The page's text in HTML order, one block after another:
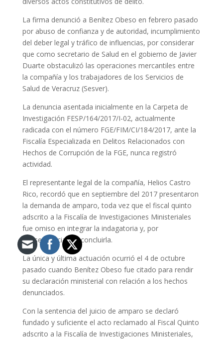
La firma denunció a Benítez Obeso en febrero pasado
por abuso de confianza y de autoridad, incumplimiento
del deber legal y tráfico de influencias, por considerar
que como secretario de Salud en el gobierno de Javier
Duarte obstaculizó las operaciones mercantiles entre
la compañía y los trabajadores de los Servicios de
Salud de Veracruz (Sesver).
La denuncia asentada inicialmente en la Carpeta de
Investigación FESP/164/2017/I-02, actualmente
radicada con el número FGE/FIM/CI/184/2017, ante la
Fiscalía Especializada en Delitos Relacionados con
Hechos de Corrupción de la FGE, nunca registró
actividad.
El representante legal de la compañía, Helios Castro
Rico, recordó que en septiembre del 2017 presentaron
la demanda de amparo, toda vez que el fiscal quinto
adscrito a la Fiscalía de Investigaciones Ministeriales
fue omiso en integrar la indagatoria y, por
consecuencia, no concluirla.
La única y última actuación ocurrió el 4 de octubre
pasado cuando Benítez Obeso fue citado para rendir
su declaración ministerial con relación a los hechos
denunciados.
Con la sentencia del juicio de amparo se declaró
fundado y suficiente el acto reclamado al Fiscal Quinto
adscrito a la Fiscalía de Investigaciones Ministeriales,